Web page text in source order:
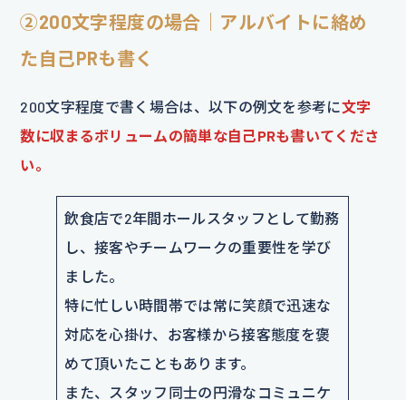
②200文字程度の場合｜アルバイトに絡め
た自己PRも書く
200文字程度で書く場合は、以下の例文を参考に文字
数に収まるボリュームの簡単な自己PRも書いてくださ
い。
飲食店で2年間ホールスタッフとして勤務
し、接客やチームワークの重要性を学び
ました。
特に忙しい時間帯では常に笑顔で迅速な
対応を心掛け、お客様から接客態度を褒
めて頂いたこともあります。
また、スタッフ同士の円滑なコミュニケ